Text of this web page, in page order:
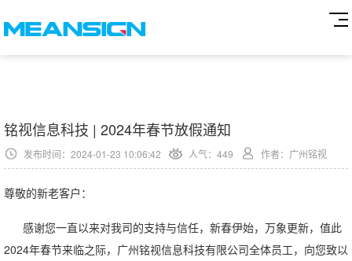
铭视信息科技 | 2024年春节放假通知
发布时间：2024-01-23 10:06:42 人气： 449 作者：广州铭视
尊敬的新老客户：
感谢您一直以来对我司的支持与信任，新春伊始，万象更新，值此
2024年春节来临之际，广州铭视信息科技有限公司全体员工，向您致以